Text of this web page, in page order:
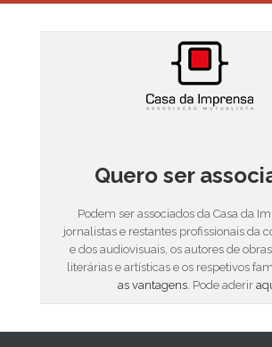
Quero ser
Podem ser associados da Casa da
jornalistas e restantes profissionais da
e dos audiovisuais, os autores de
literárias e artísticas e os respetivos
as vantagens. Pode aderir